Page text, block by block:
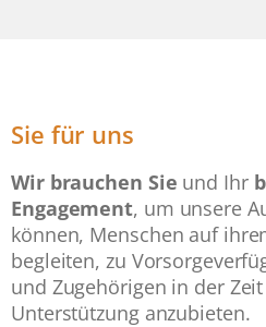
Sie für uns
Wir brauchen Sie und Ihr
Engagement, um unsere
können, Menschen auf
begleiten, zu
und Zugehörigen in der
Unterstützung anzubieten.